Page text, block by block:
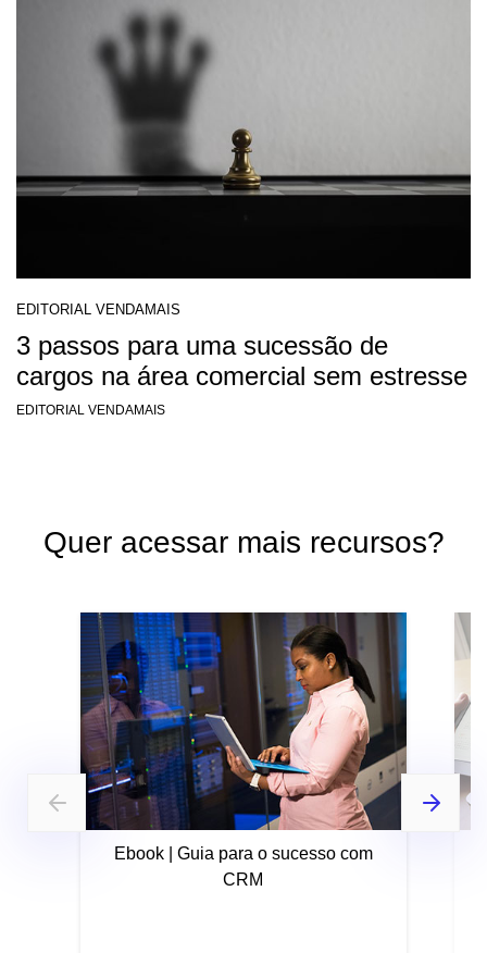
EDITORIAL VENDAMAIS
3 passos para uma sucessão de
cargos na área comercial sem estresse
EDITORIAL VENDAMAIS
Quer acessar mais recursos?
Ebook | Guia para o sucesso com
CRM